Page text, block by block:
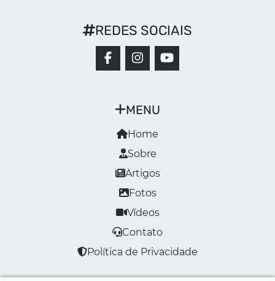
MENU
Home
Sobre
Artigos
Fotos
Vídeos
Contato
Política de Privacidade
REDES SOCIAIS